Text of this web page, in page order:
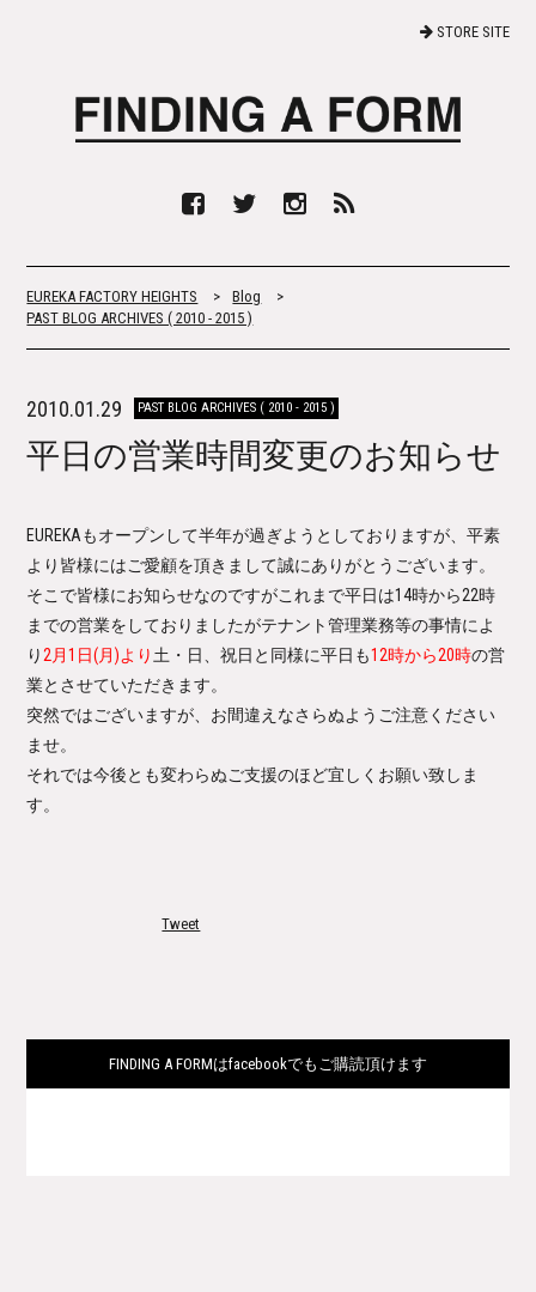
STORE SITE
EUREKA FACTORY HEIGHTS > Blog >
PAST BLOG ARCHIVES ( 2010 - 2015 )
2010.01.29 PAST BLOG ARCHIVES ( 2010 - 2015 )
平日の営業時間変更のお知らせ
EUREKAもオープンして半年が過ぎようとしておりますが、平素
より皆様にはご愛顧を頂きまして誠にありがとうございます。
そこで皆様にお知らせなのですがこれまで平日は14時から22時
までの営業をしておりましたがテナント管理業務等の事情によ
り2月1日(月)より 土・日、祝日と同様に平日も12時から20時の営
業とさせていただきます。
突然ではございますが、お間違えなさらぬようご注意ください
ませ。
それでは今後とも変わらぬご支援のほど宜しくお願い致しま
す。
Tweet
FINDING A FORMはfacebookでもご購読頂けます